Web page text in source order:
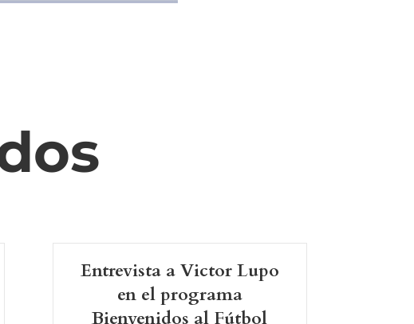
Entrevista a Victor Lupo
en el programa
Bienvenidos al Fútbol